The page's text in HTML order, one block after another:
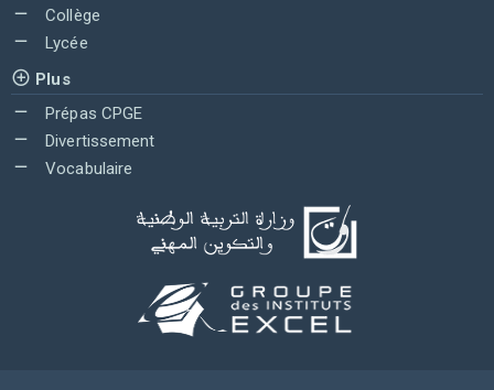
Collège
Lycée
Plus
Prépas CPGE
Divertissement
Vocabulaire